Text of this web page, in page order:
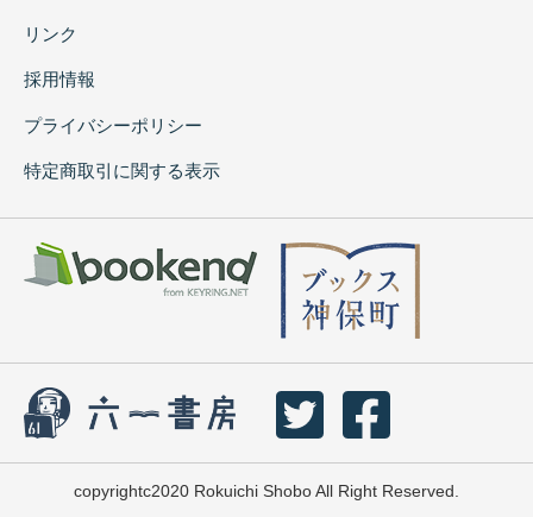
リンク
採用情報
プライバシーポリシー
特定商取引に関する表示
copyrightc2020 Rokuichi Shobo All Right Reserved.